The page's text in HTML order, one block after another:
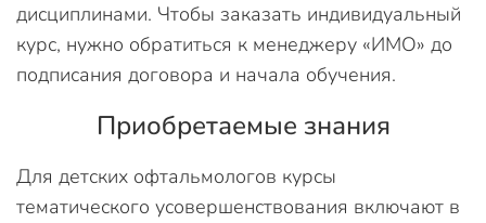
дисциплинами. Чтобы заказать индивидуальный
курс, нужно обратиться к менеджеру «ИМО» до
подписания договора и начала обучения.
Приобретаемые знания
Для детских офтальмологов курсы
тематического усовершенствования включают в